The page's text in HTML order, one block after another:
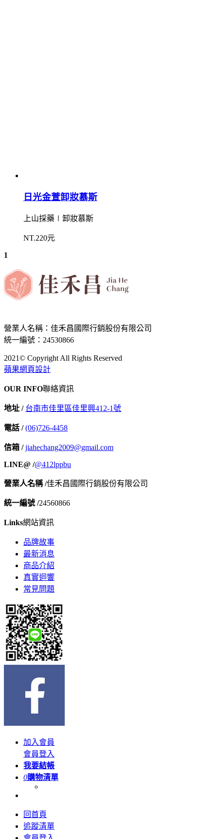
日光金萱卸妝慕斯
上山採藥∣卸妝慕斯
NT.220元
1
營業人名稱：佳禾昌國際行銷股份有限公司
統一編號：24530866
2021© Copyright All Rights Reserved
蘋果網頁設計
OUR INFO聯絡資訊
地址 / 台南市佳里區佳里興412-1號
電話 /(06)726-4458
信箱 /jiahechang2009@gmail.com
LINE@ /@412lppbu
營業人名稱 /佳禾昌國際行銷股份有限公司
統一編號 /24560866
Links網站資訊
品牌故事
最新消息
商品介紹
真實迴響
常見問題
加入會員
會員登入
我要結帳
0購物清單
回首頁
追蹤清單